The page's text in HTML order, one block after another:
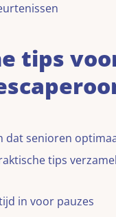
tips
dat senioren
tips
in voor pauzes